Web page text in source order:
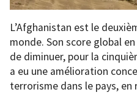
L’Afghanistan est le
monde. Son score global
de diminuer, pour la
a eu une amélioration
terrorisme dans le pays,